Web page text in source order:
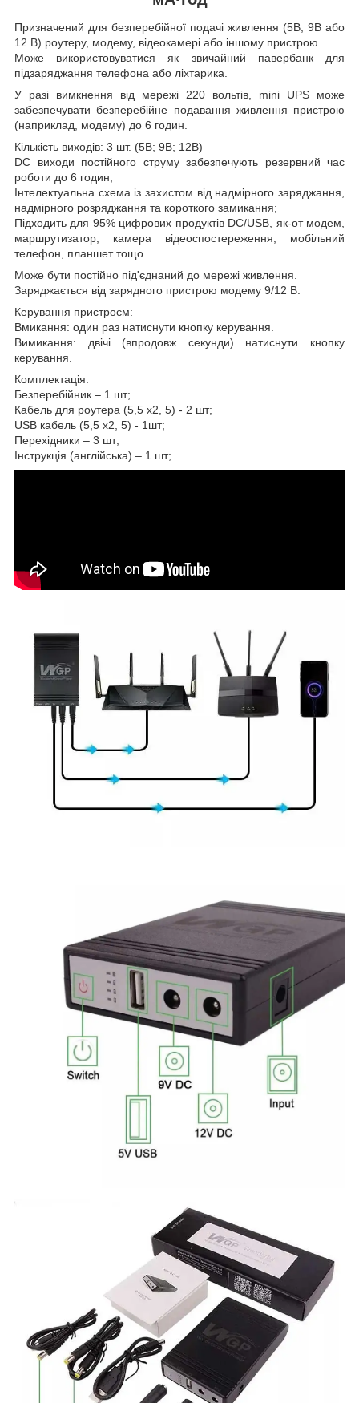
Призначений для безперебійної подачі живлення (5В, 9В або
12 В) роутеру, модему, відеокамері або іншому пристрою.
Може використовуватися як звичайний павербанк для
підзаряджання телефона або ліхтарика.
У разі вимкнення від мережі 220 вольтів, mini UPS може
забезпечувати безперебійне подавання живлення пристрою
(наприклад, модему) до 6 годин.
Кількість виходів: 3 шт. (5В; 9В; 12В)
DC виходи постійного струму забезпечують резервний час
роботи до 6 годин;
Інтелектуальна схема із захистом від надмірного заряджання,
надмірного розряджання та короткого замикання;
Підходить для 95% цифрових продуктів DC/USB, як-от модем,
маршрутизатор, камера відеоспостереження, мобільний
телефон, планшет тощо.
Може бути постійно під'єднаний до мережі живлення.
Заряджається від зарядного пристрою модему 9/12 В.
Керування пристроєм:
Вмикання: один раз натиснути кнопку керування.
Вимикання: двічі (впродовж секунди) натиснути кнопку
керування.
Комплектація:
Безперебійник – 1 шт;
Кабель для роутера (5,5 х2, 5) - 2 шт;
USB кабель (5,5 х2, 5) - 1шт;
Перехідники – 3 шт;
Інструкція (англійська) – 1 шт;